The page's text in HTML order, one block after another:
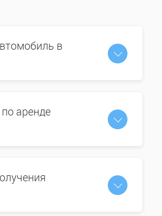
в
аренде